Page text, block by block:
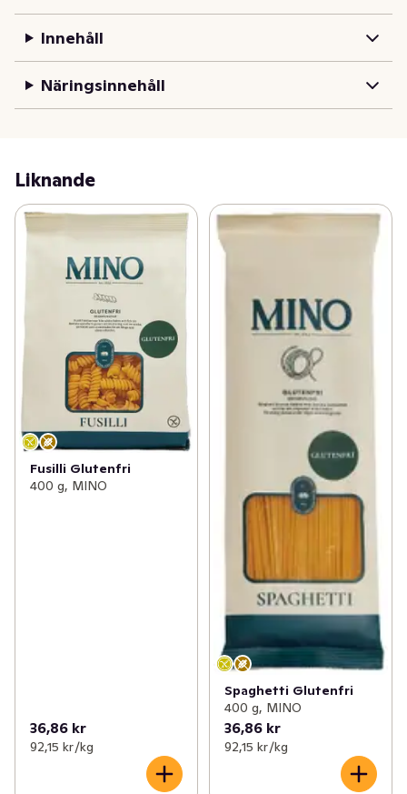
Innehåll
Näringsinnehåll
Liknande
Fusilli Glutenfri
400 g, MINO
36,86 kr
92,15 kr /kg
Spaghetti Glutenfri
400 g, MINO
36,86 kr
92,15 kr /kg